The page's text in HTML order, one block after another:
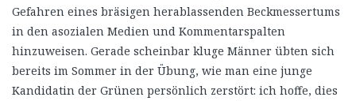
Gefahren eines bräsigen herablassenden Beckmessertums
in den asozialen Medien und Kommentarspalten
hinzuweisen. Gerade scheinbar kluge Männer übten sich
bereits im Sommer in der Übung, wie man eine junge
Kandidatin der Grünen persönlich zerstört: ich hoffe, dies